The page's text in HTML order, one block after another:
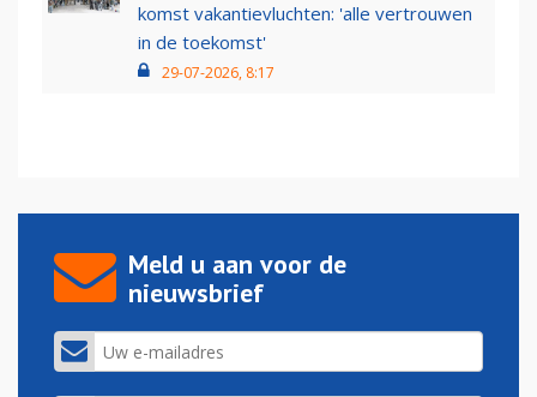
komst vakantievluchten: 'alle vertrouwen
in de toekomst'
29-07-2026, 8:17
Meld u aan voor de
nieuwsbrief